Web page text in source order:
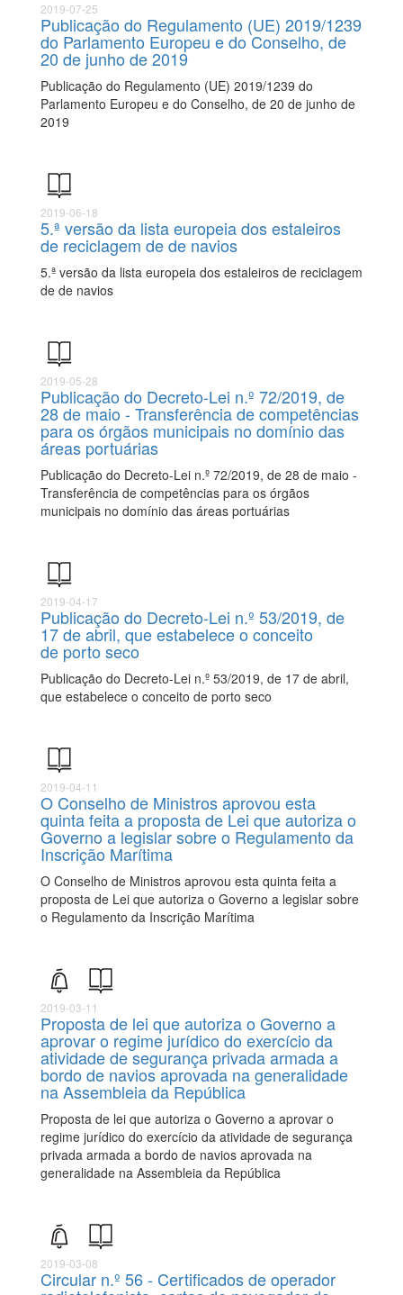
2019-07-25
Publicação do Regulamento (UE) 2019/1239
do Parlamento Europeu e do Conselho, de
20 de junho de 2019
Publicação do Regulamento (UE) 2019/1239 do
Parlamento Europeu e do Conselho, de 20 de junho de
2019
2019-06-18
5.ª versão da lista europeia dos estaleiros
de reciclagem de de navios
5.ª versão da lista europeia dos estaleiros de reciclagem
de de navios
2019-05-28
Publicação do Decreto-Lei n.º 72/2019, de
28 de maio - Transferência de competências
para os órgãos municipais no domínio das
áreas portuárias
Publicação do Decreto-Lei n.º 72/2019, de 28 de maio -
Transferência de competências para os órgãos
municipais no domínio das áreas portuárias
2019-04-17
Publicação do Decreto-Lei n.º 53/2019, de
17 de abril, que estabelece o conceito
de porto seco
Publicação do Decreto-Lei n.º 53/2019, de 17 de abril,
que estabelece o conceito de porto seco
2019-04-11
O Conselho de Ministros aprovou esta
quinta feita a proposta de Lei que autoriza o
Governo a legislar sobre o Regulamento da
Inscrição Marítima
O Conselho de Ministros aprovou esta quinta feita a
proposta de Lei que autoriza o Governo a legislar sobre
o Regulamento da Inscrição Marítima
2019-03-11
Proposta de lei que autoriza o Governo a
aprovar o regime jurídico do exercício da
atividade de segurança privada armada a
bordo de navios aprovada na generalidade
na Assembleia da República
Proposta de lei que autoriza o Governo a aprovar o
regime jurídico do exercício da atividade de segurança
privada armada a bordo de navios aprovada na
generalidade na Assembleia da República
2019-03-08
Circular n.º 56 - Certificados de operador